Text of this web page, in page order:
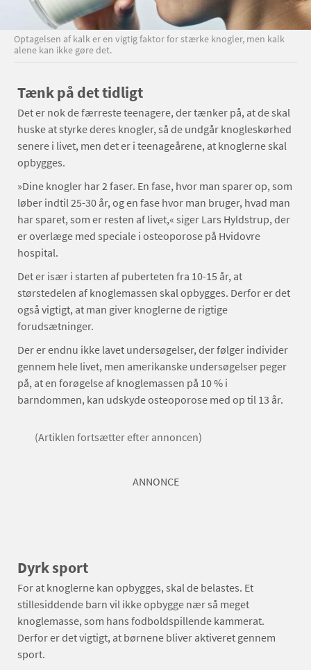
Optagelsen af kalk er en vigtig faktor for stærke knogler, men kalk
alene kan ikke gøre det.
Tænk på det tidligt
Det er nok de færreste teenagere, der tænker på, at de skal
huske at styrke deres knogler, så de undgår knogleskørhed
senere i livet, men det er i teenageårene, at knoglerne skal
opbygges.
»Dine knogler har 2 faser. En fase, hvor man sparer op, som
løber indtil 25-30 år, og en fase hvor man bruger, hvad man
har sparet, som er resten af livet,« siger Lars Hyldstrup, der
er overlæge med speciale i osteoporose på Hvidovre
hospital.
Det er især i starten af puberteten fra 10-15 år, at
størstedelen af knoglemassen skal opbygges. Derfor er det
også vigtigt, at man giver knoglerne de rigtige
forudsætninger.
Der er endnu ikke lavet undersøgelser, der følger individer
gennem hele livet, men amerikanske undersøgelser peger
på, at en forøgelse af knoglemassen på 10 % i
barndommen, kan udskyde osteoporose med op til 13 år.
(Artiklen fortsætter efter annoncen)
ANNONCE
Dyrk sport
For at knoglerne kan opbygges, skal de belastes. Et
stillesiddende barn vil ikke opbygge nær så meget
knoglemasse, som hans fodboldspillende kammerat.
Derfor er det vigtigt, at børnene bliver aktiveret gennem
sport.